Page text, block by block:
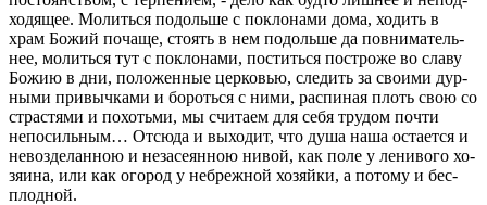
хо­дя­щее. Мо­лить­ся по­доль­ше с по­кло­на­ми дома, хо­дить в
храм Божий по­ча­ще, сто­ять в нем по­доль­ше да по­вни­ма­тель­
нее, мо­лить­ся тут с по­кло­на­ми, по­стить­ся по­стро­же во славу
Божию в дни, по­ло­жен­ные цер­ко­вью, сле­дить за сво­и­ми дур­
ны­ми при­выч­ка­ми и бо­роть­ся с ними, рас­пи­ная плоть свою со
стра­стя­ми и по­хотьми, мы счи­та­ем для себя тру­дом почти
непо­силь­ным… От­сю­да и вы­хо­дит, что душа наша оста­ет­ся и
невоз­де­лан­ною и неза­се­ян­ною нивой, как поле у ле­ни­во­го хо­
зя­и­на, или как ого­род у небреж­ной хо­зяй­ки, а по­то­му и бес­
плод­ной.